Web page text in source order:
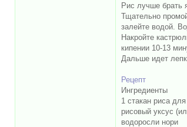
Рис лучше брать
Тщательно
залейте водой.
Накройте
кипении 10-13
Дальше идет
Рецепт
Ингредиенты
1 стакан риса
рисовый уксус
водоросли нори